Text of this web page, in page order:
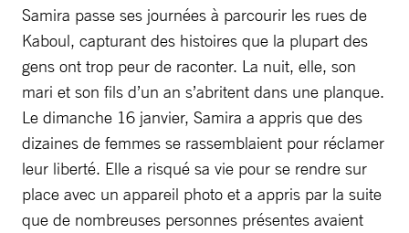
Samira passe ses journées à parcourir les rues de
Kaboul, capturant des histoires que la plupart des
gens ont trop peur de raconter. La nuit, elle, son
mari et son fils d’un an s’abritent dans une planque.
Le dimanche 16 janvier, Samira a appris que des
dizaines de femmes se rassemblaient pour réclamer
leur liberté. Elle a risqué sa vie pour se rendre sur
place avec un appareil photo et a appris par la suite
que de nombreuses personnes présentes avaient